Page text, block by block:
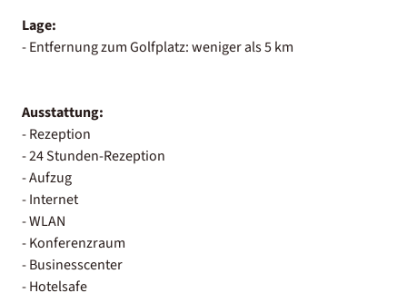
Lage:
- Entfernung zum Golfplatz: weniger als 5 km
Ausstattung:
- Rezeption
- 24 Stunden-Rezeption
- Aufzug
- Internet
- WLAN
- Konferenzraum
- Businesscenter
- Hotelsafe